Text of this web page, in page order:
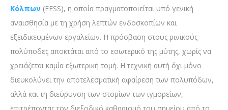
Κόλπων (FESS), η οποία πραγματοποιείται υπό γενική
αναισθησία με τη χρήση λεπτών ενδοσκοπίων και
εξειδικευμένων εργαλείων. Η πρόσβαση στους ρινικούς
πολύποδες αποκτάται από το εσωτερικό της μύτης, χωρίς να
χρειάζεται καμία εξωτερική τομή. Η τεχνική αυτή όχι μόνο
διευκολύνει την αποτελεσματική αφαίρεση των πολυπόδων,
αλλά και τη διεύρυνση των στομίων των ιγμορείων,